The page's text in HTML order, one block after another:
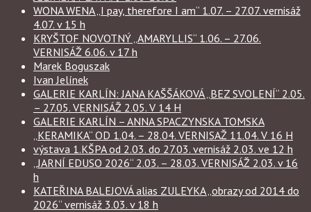
WONA WENA „I pay, therefore I am“ 1.07. – 27.07. vernisáž
4.07. v 15 h
KRYŠTOF NOVOTNÝ „AMARYLLIS“ 1.06. – 27.06.
VERNISÁŽ 6.06. v 17 h
Marek Boguszak
Ivan Jelínek
GALERIE KARLÍN: JANA KAŠŠÁKOVÁ „BEZ SVOLENÍ“ 2.05.
– 27.05. VERNISÁŽ 2.05. V 14 H
GALERIE KARLÍN – ANNA SPACZYNSKA TOMSKA
„KERAMIKA“ OD 1.04. – 28.04. VERNISAŽ 11.04. V 16 H
výstava 1.KŠPA od 2.03. do 27.03. vernisáž 2.03. ve 12 h
„JARNÍ EDUSO 2026“ 2.03. – 28.03. VERNISÁŽ 2.03. v 16
h
KATEŘINA BALEJOVÁ alias ZULEYKA „obrazy od 2014 do
2026“ vernisáž 3.03. v 18 h